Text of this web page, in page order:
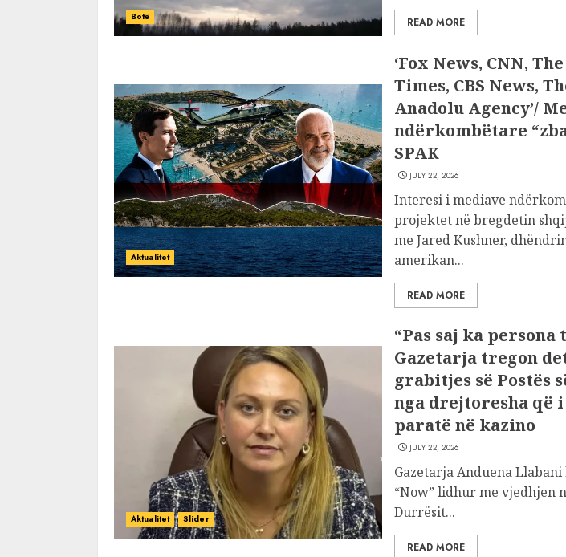
Botë READ MORE
Aktualitet
‘Fox News, CNN,
Times, CBS News,
Anadolu Agency’/
ndërkombëtare
SPAK
JULY 22, 2026
Interesi i mediave
projektet në bregdetin
me Jared Kushner,
amerikan...
READ MORE
Aktualitet Slider
“Pas saj ka persona
Gazetarja tregon
grabitjes së Postës
nga drejtoresha që
paratë në kazino
JULY 22, 2026
Gazetarja Anduena
“Now” lidhur me vjedhjen
Durrësit...
READ MORE